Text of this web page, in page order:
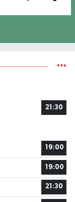
21:30
19:00
19:00
21:30